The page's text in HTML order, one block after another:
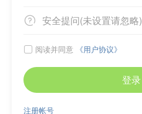
 安全提问(未设置请忽略)
 阅读并同意 《用户协议》
登录
注册帐号